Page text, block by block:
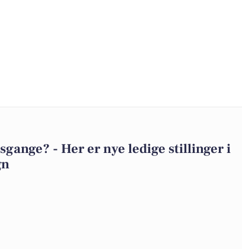
- Her er nye ledige stillinger i